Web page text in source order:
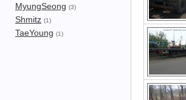
MyungSeong (3)
Shmitz (1)
TaeYoung (1)